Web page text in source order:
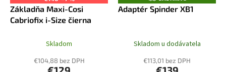
D
A
R
M
Základňa Maxi-Cosi
Cabriofix i-Size čierna
Skladom
€104,88 bez DPH
A
D
Adaptér Spinder XB1
Skladom u dodávatela
€113,01 bez DPH